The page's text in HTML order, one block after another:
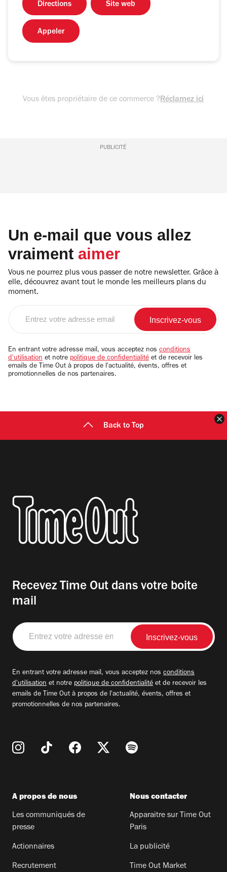
Directions Site web
Appeler
Vous êtes propriétaire de ce commerce ?Réclamez ici
PUBLICITÉ
Un e-mail que vous allez
vraiment aimer
Vous ne pourrez plus vous passer de notre newsletter. Grâce à
elle, découvrez avant tout le monde les meilleurs plans du
moment.
email
En entrant votre adresse mail, vous acceptez nos conditions
d'utilisation et notre politique de confidentialité et de recevoir les
emails de Time Out à propos de l'actualité, évents, offres et
promotionnelles de nos partenaires.
Back to Top
Recevez Time Out dans votre boite
mail
Entrez
votre
adresse
En entrant votre adresse mail, vous acceptez nos conditions
d'utilisation et notre politique de confidentialité et de recevoir les
emails de Time Out à propos de l'actualité, évents, offres et
promotionnelles de nos partenaires.
A propos de nous
Les communiqués de
presse
Actionnaires
Recrutement
Nous contacter
Apparaitre sur Time Out
Paris
La publicité
Time Out Market